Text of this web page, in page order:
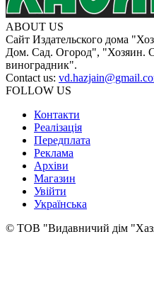
ABOUT US
Сайт Издательского дома
Дом. Сад. Огород", "Хозяин.
виноградник".
Contact us:
FOLLOW US
Контакти
Реалізація
Передплата
Реклама
Архіви
Магазин
Увійти
Українська
© ТОВ "Видавничий дім